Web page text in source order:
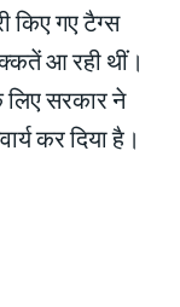
किए गए टैग्स
आ रही थीं।
लिए सरकार ने
कर दिया है।